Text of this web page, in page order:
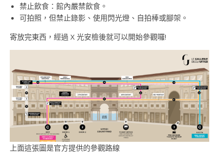
禁止飲食：館內嚴禁飲食。
可拍照，但禁止錄影、使用閃光燈、自拍棒或腳架。
寄放完東西，經過 X 光安檢後就可以開始參觀囉!
上面這張圖是官方提供的參觀路線